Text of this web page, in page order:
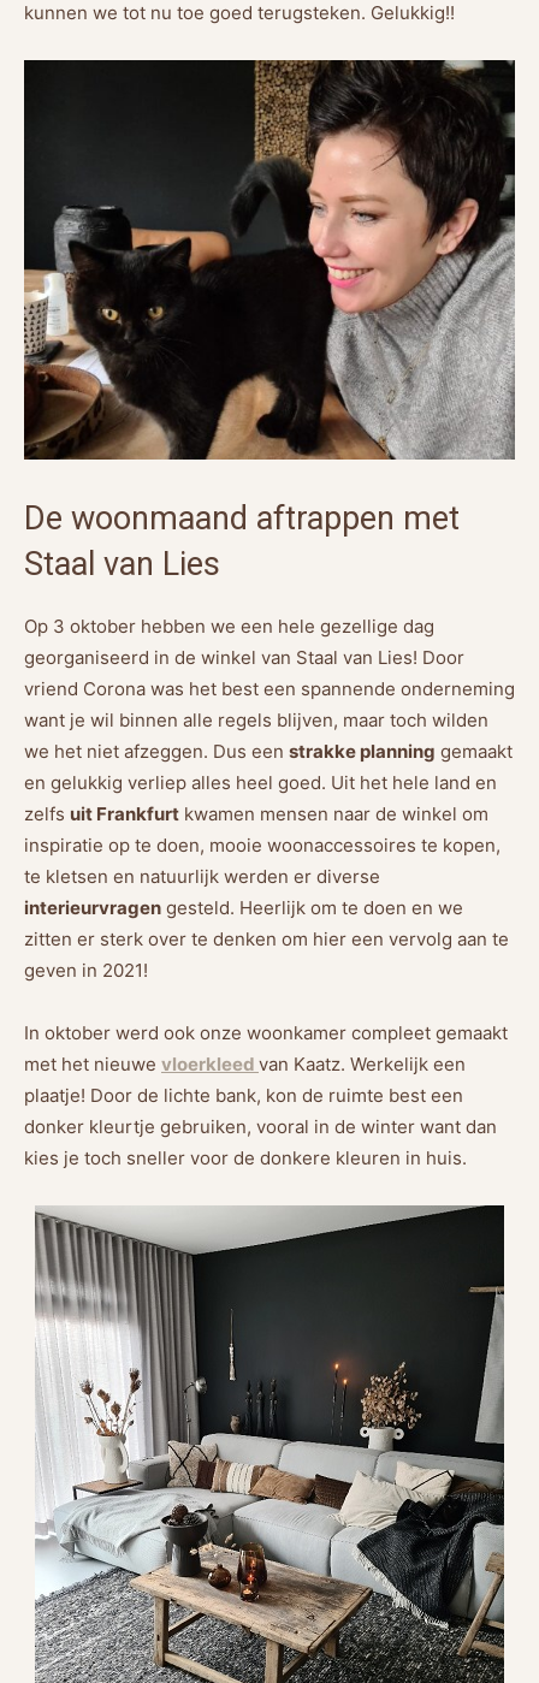
kunnen we tot nu toe goed terugsteken. Gelukkig!!
De woonmaand aftrappen met
Staal van Lies
Op 3 oktober hebben we een hele gezellige dag
georganiseerd in de winkel van Staal van Lies! Door
vriend Corona was het best een spannende onderneming
want je wil binnen alle regels blijven, maar toch wilden
we het niet afzeggen. Dus een strakke planning gemaakt
en gelukkig verliep alles heel goed. Uit het hele land en
zelfs uit Frankfurt kwamen mensen naar de winkel om
inspiratie op te doen, mooie woonaccessoires te kopen,
te kletsen en natuurlijk werden er diverse
interieurvragen gesteld. Heerlijk om te doen en we
zitten er sterk over te denken om hier een vervolg aan te
geven in 2021!
In oktober werd ook onze woonkamer compleet gemaakt
met het nieuwe vloerkleed van Kaatz. Werkelijk een
plaatje! Door de lichte bank, kon de ruimte best een
donker kleurtje gebruiken, vooral in de winter want dan
kies je toch sneller voor de donkere kleuren in huis.